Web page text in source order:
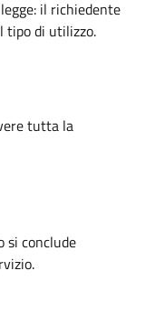
il richiedente
tipo di utilizzo.
tutta la
si conclude